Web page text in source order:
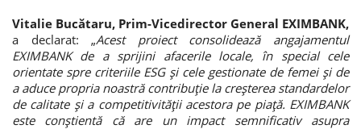
Vitalie Bucătaru, Prim-Vicedirector General EXIMBANK,
a declarat: „Acest proiect consolidează angajamentul
EXIMBANK de a sprijini afacerile locale, în special cele
orientate spre criteriile ESG și cele gestionate de femei și de
a aduce propria noastră contribuție la creșterea standardelor
de calitate și a competitivității acestora pe piață. EXIMBANK
este conștientă că are un impact semnificativ asupra